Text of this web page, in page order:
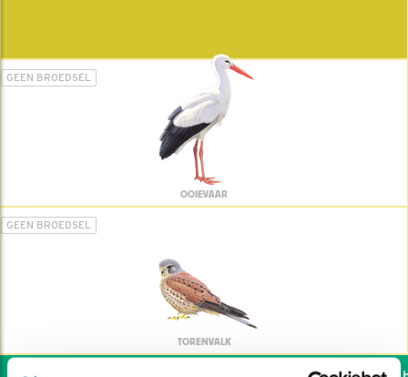
GEEN BROEDSEL
OOIEVAAR
GEEN BROEDSEL
TORENVALK